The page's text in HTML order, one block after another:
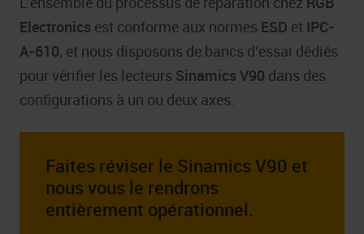
Electronics est conforme aux normes ESD et IPC-
A-610, et nous disposons de bancs d’essai dédiés
pour vérifier les lecteurs Sinamics V90 dans des
configurations à un ou deux axes.
Faites réviser le Sinamics V90 et
nous vous le rendrons
entièrement opérationnel.